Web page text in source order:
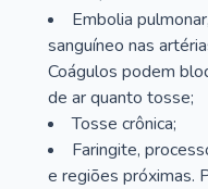
Embolia
sanguíneo nas
Coágulos podem
de ar quanto tosse;
Tosse crônica;
Faringite,
e regiões próximas.